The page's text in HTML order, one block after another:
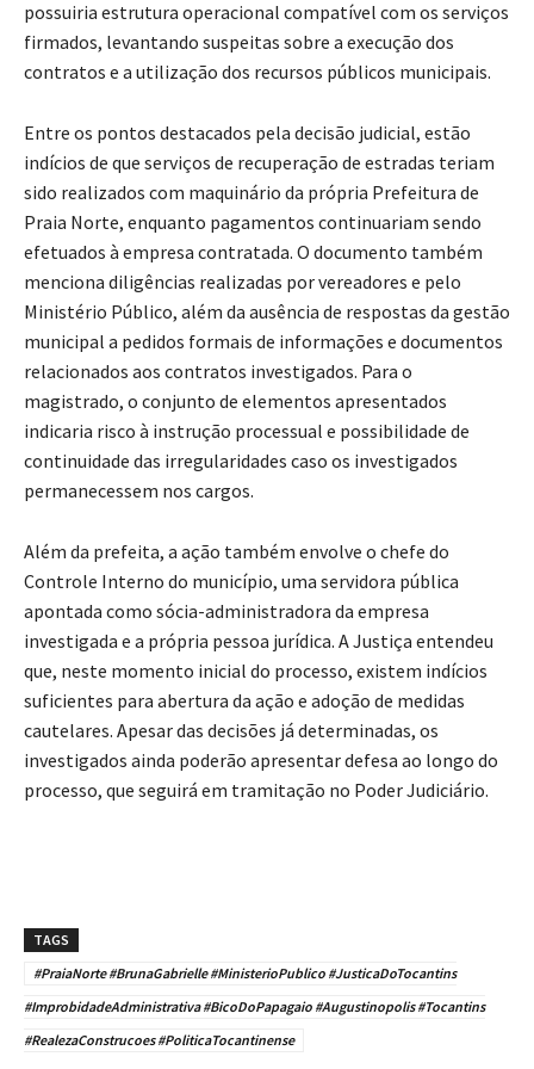
possuiria estrutura operacional compatível com os serviços
firmados, levantando suspeitas sobre a execução dos
contratos e a utilização dos recursos públicos municipais.
Entre os pontos destacados pela decisão judicial, estão
indícios de que serviços de recuperação de estradas teriam
sido realizados com maquinário da própria Prefeitura de
Praia Norte, enquanto pagamentos continuariam sendo
efetuados à empresa contratada. O documento também
menciona diligências realizadas por vereadores e pelo
Ministério Público, além da ausência de respostas da gestão
municipal a pedidos formais de informações e documentos
relacionados aos contratos investigados. Para o
magistrado, o conjunto de elementos apresentados
indicaria risco à instrução processual e possibilidade de
continuidade das irregularidades caso os investigados
permanecessem nos cargos.
Além da prefeita, a ação também envolve o chefe do
Controle Interno do município, uma servidora pública
apontada como sócia-administradora da empresa
investigada e a própria pessoa jurídica. A Justiça entendeu
que, neste momento inicial do processo, existem indícios
suficientes para abertura da ação e adoção de medidas
cautelares. Apesar das decisões já determinadas, os
investigados ainda poderão apresentar defesa ao longo do
processo, que seguirá em tramitação no Poder Judiciário.
TAGS
#PraiaNorte #BrunaGabrielle #MinisterioPublico #JusticaDoTocantins
#ImprobidadeAdministrativa #BicoDoPapagaio #Augustinopolis #Tocantins
#RealezaConstrucoes #PoliticaTocantinense